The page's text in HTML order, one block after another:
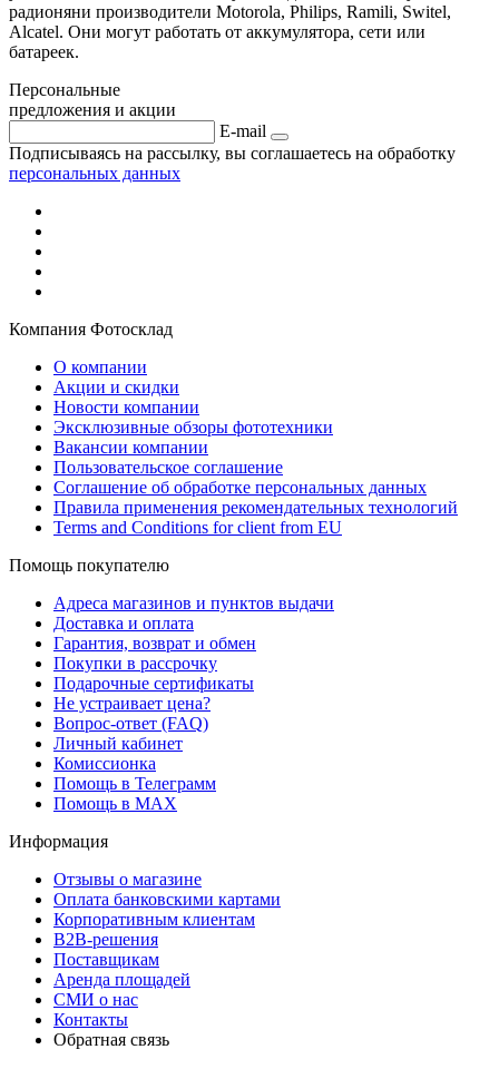
радионяни производители Motorola, Philips, Ramili, Switel,
Alcatel. Они могут работать от аккумулятора, сети или
батареек.
Персональные
предложения и акции
E-mail
Подписываясь на рассылку, вы соглашаетесь на обработку
персональных данных
Компания Фотосклад
О компании
Акции и скидки
Новости компании
Эксклюзивные обзоры фототехники
Вакансии компании
Пользовательское соглашение
Соглашение об обработке персональных данных
Правила применения рекомендательных технологий
Terms and Conditions for client from EU
Помощь покупателю
Адреса магазинов и пунктов выдачи
Доставка и оплата
Гарантия, возврат и обмен
Покупки в рассрочку
Подарочные сертификаты
Не устраивает цена?
Вопрос-ответ (FAQ)
Личный кабинет
Комиссионка
Помощь в Телеграмм
Помощь в MAX
Информация
Отзывы о магазине
Оплата банковскими картами
Корпоративным клиентам
B2B-решения
Поставщикам
Аренда площадей
СМИ о нас
Контакты
Обратная связь